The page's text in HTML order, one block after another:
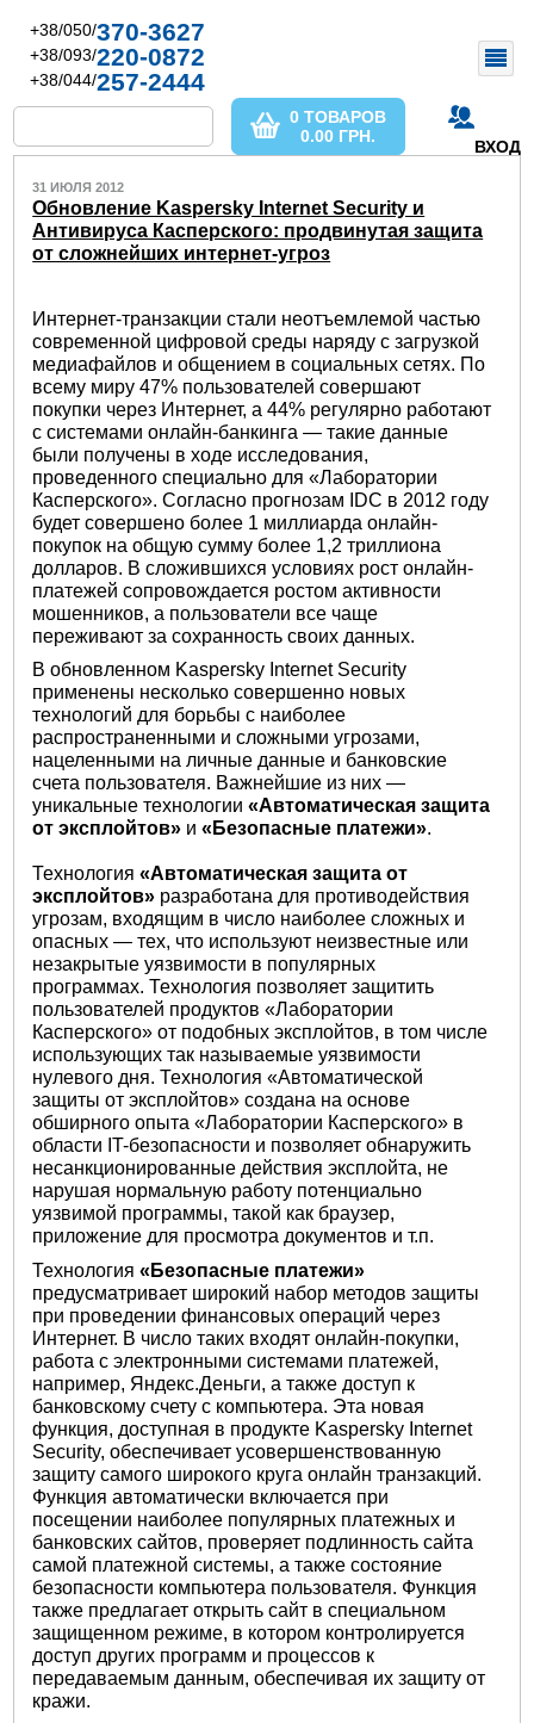
+38/050/370-3627
+38/093/220-0872
+38/044/257-2444
ВХОД
0 ТОВАРОВ
0.00 ГРН.
31 ИЮЛЯ 2012
Обновление Kaspersky Internet Security и
Антивируса Касперского: продвинутая защита
от сложнейших интернет-угроз
Интернет-транзакции стали неотъемлемой частью
современной цифровой среды наряду с загрузкой
медиафайлов и общением в социальных сетях. По
всему миру 47% пользователей совершают
покупки через Интернет, а 44% регулярно работают
с системами онлайн-банкинга — такие данные
были получены в ходе исследования,
проведенного специально для «Лаборатории
Касперского». Согласно прогнозам IDC в 2012 году
будет совершено более 1 миллиарда онлайн-
покупок на общую сумму более 1,2 триллиона
долларов. В сложившихся условиях рост онлайн-
платежей сопровождается ростом активности
мошенников, а пользователи все чаще
переживают за сохранность своих данных.
В обновленном Kaspersky Internet Security
применены несколько совершенно новых
технологий для борьбы с наиболее
распространенными и сложными угрозами,
нацеленными на личные данные и банковские
счета пользователя. Важнейшие из них —
уникальные технологии«Автоматическая защита
от эксплойтов» и«Безопасные платежи».
Технология«Автоматическая защита от
эксплойтов» разработана для противодействия
угрозам, входящим в число наиболее сложных и
опасных — тех, что используют неизвестные или
незакрытые уязвимости в популярных
программах. Технология позволяет защитить
пользователей продуктов «Лаборатории
Касперского» от подобных эксплойтов, в том числе
использующих так называемые уязвимости
нулевого дня. Технология «Автоматической
защиты от эксплойтов» создана на основе
обширного опыта «Лаборатории Касперского» в
области IT-безопасности и позволяет обнаружить
несанкционированные действия эксплойта, не
нарушая нормальную работу потенциально
уязвимой программы, такой как браузер,
приложение для просмотра документов и т.п.
Технология«Безопасные платежи»
предусматривает широкий набор методов защиты
при проведении финансовых операций через
Интернет. В число таких входят онлайн-покупки,
работа с электронными системами платежей,
например, Яндекс.Деньги, а также доступ к
банковскому счету с компьютера. Эта новая
функция, доступная в продукте Kaspersky Internet
Security, обеспечивает усовершенствованную
защиту самого широкого круга онлайн транзакций.
Функция автоматически включается при
посещении наиболее популярных платежных и
банковских сайтов, проверяет подлинность сайта
самой платежной системы, а также состояние
безопасности компьютера пользователя. Функция
также предлагает открыть сайт в специальном
защищенном режиме, в котором контролируется
доступ других программ и процессов к
передаваемым данным, обеспечивая их защиту от
кражи.